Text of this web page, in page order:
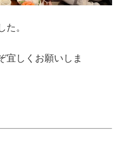
た。
宜しくお願いしま